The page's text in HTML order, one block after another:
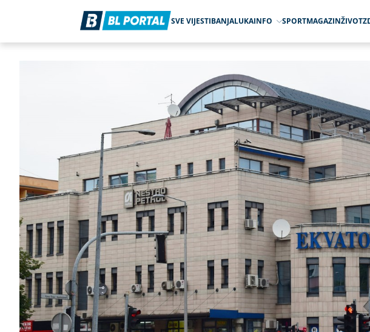
SVE VIJESTIBANJALUKAINFO SPORTMAGAZINŽIVOT